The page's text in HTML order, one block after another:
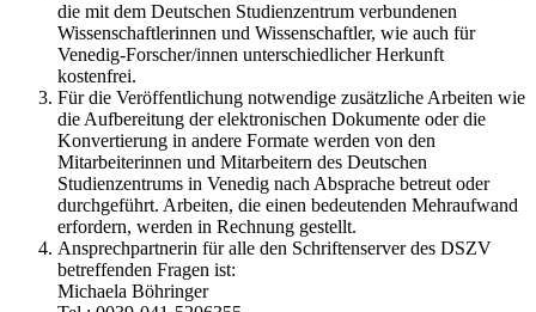
die mit dem Deutschen Studienzentrum verbundenen
Wissenschaftlerinnen und Wissenschaftler, wie auch für
Venedig-Forscher/innen unterschiedlicher Herkunft
kostenfrei.
Für die Veröffentlichung notwendige zusätzliche Arbeiten wie
die Aufbereitung der elektronischen Dokumente oder die
Konvertierung in andere Formate werden von den
Mitarbeiterinnen und Mitarbeitern des Deutschen
Studienzentrums in Venedig nach Absprache betreut oder
durchgeführt. Arbeiten, die einen bedeutenden Mehraufwand
erfordern, werden in Rechnung gestellt.
Ansprechpartnerin für alle den Schriftenserver des DSZV
betreffenden Fragen ist:
Michaela Böhringer